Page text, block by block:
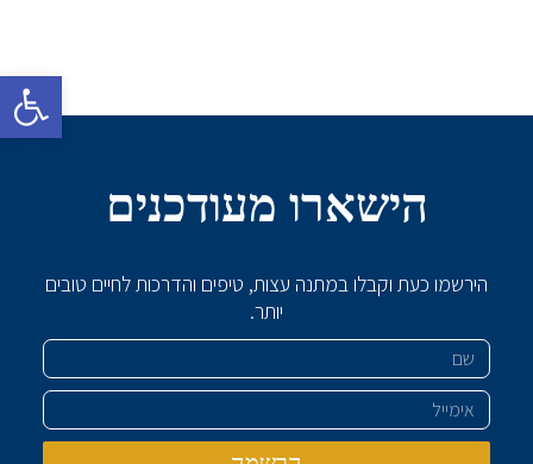
פתח
הישארו מעודכנים
הירשמו כעת וקבלו במתנה עצות, טיפים והדרכות לחיים טובים
יותר.
שם
אימייל